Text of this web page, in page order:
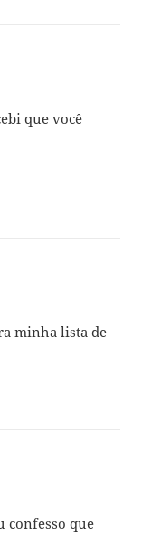
que você
minha lista de
confesso que